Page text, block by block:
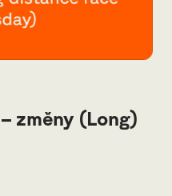
změny (Long)